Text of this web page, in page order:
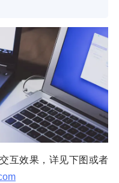
互效果，详见下图或者